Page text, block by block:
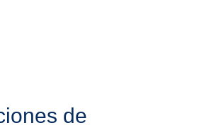
de